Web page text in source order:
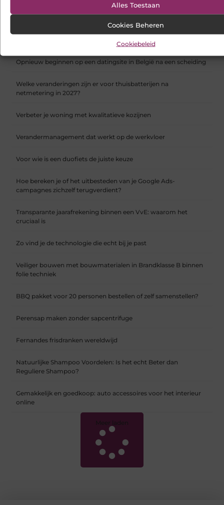
Alles Toestaan
Cookies Beheren
Cookiebeleid
Koelkast en vriezer verhuizen doe je zo
Opnieuw beginnen op een datingsite in België na een scheiding
Welke veranderingen zijn er voor thuisbatterijen na
netmetering in 2027?
Verbeter je woning met kwalitatieve kozijnen
Verandermanagement dat werkt op de werkvloer
Voor wie is een duofiets de juiste keuze
Hoe bereken je of het uitbesteden van je Google Ads-
campagnes zichzelf terugverdient?
Transparante jaarafrekening binnen een VvE: waarom het
cruciaal is
Zo vind je de technologie die echt bij je past
Veiliger bouwen met bouwmaterialen in Brandklasse B binnen
folie techniek
BBQ pakket voor 20 personen bestellen of zelf samenstellen?
Perensap maken zonder sapcentrifuge
Fernandes frisdranken wereldwijd
Natuurlijke Shampoo Voordelen: Is het echt Beter dan
Reguliere Shampoo?
Gemakkelijk en goedkoop: auto accessoires voor het interieur
online
Meer laden